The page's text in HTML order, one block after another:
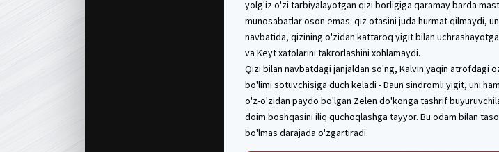
yolg'iz o'zi tarbiyalayotgan qizi borligiga qaramay barda
munosabatlar oson emas: qiz otasini juda hurmat qilmaydi,
navbatida, qizining o'zidan kattaroq yigit bilan
va Keyt xatolarini takrorlashini xohlamaydi.
Qizi bilan navbatdagi janjaldan so'ng, Kalvin yaqin atrofdagi
bo'limi sotuvchisiga duch keladi - Daun sindromli yigit, uni
o'z-o'zidan paydo bo'lgan Zelen do'konga tashrif
doim boshqasini iliq quchoqlashga tayyor. Bu odam bilan
bo'lmas darajada o'zgartiradi.